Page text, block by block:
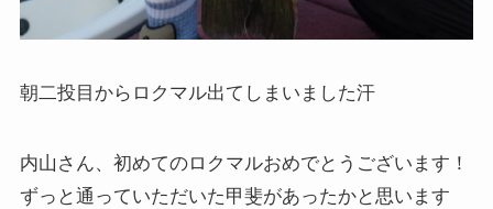
朝二投目からロクマル出てしまいました汗
内山さん、初めてのロクマルおめでとうございます！
ずっと通っていただいた甲斐があったかと思います